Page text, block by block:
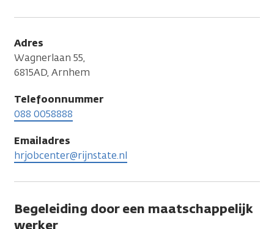
Adres
Wagnerlaan 55,
6815AD, Arnhem
Telefoonnummer
088 0058888
Emailadres
hrjobcenter@rijnstate.nl
Begeleiding door een maatschappelijk
werker